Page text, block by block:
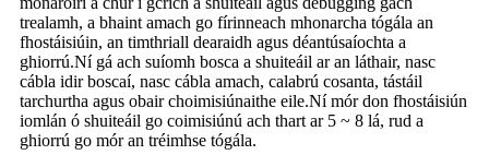
trealamh, a bhaint amach go fírinneach mhonarcha tógála an
fhostáisiúin, an timthriall dearaidh agus déantúsaíochta a
ghiorrú.Ní gá ach suíomh bosca a shuiteáil ar an láthair, nasc
cábla idir boscaí, nasc cábla amach, calabrú cosanta, tástáil
tarchurtha agus obair choimisiúnaithe eile.Ní mór don fhostáisiún
iomlán ó shuiteáil go coimisiúnú ach thart ar 5 ~ 8 lá, rud a
ghiorrú go mór an tréimhse tógála.